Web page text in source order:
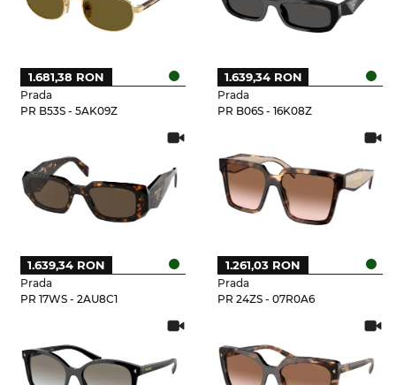
Prada
PR B53S - 5AK09Z
1.681,38 RON
Prada
PR B06S - 16K08Z
1.639,34 RON
Prada
PR 17WS - 2AU8C1
1.639,34 RON
Prada
PR 24ZS - 07R0A6
1.261,03 RON